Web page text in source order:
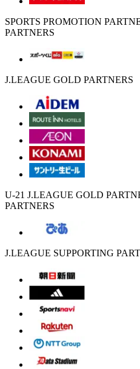
SPORTS PROMOTION
PARTNERS
J.LEAGUE GOLD PARTNERS
U-21 J.LEAGUE GOLD
PARTNERS
J.LEAGUE SUPPORTING